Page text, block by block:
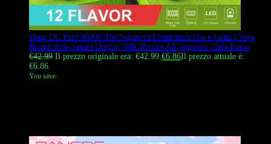
Bang DE Puff 90000 Tiri Sigaretta Elettronica Usa e Getta | Vape
Ricaricabile Smart Display 90K Prezzo All’ingrosso Ultra Basso
€42.99 Il prezzo originale era: €42.99.€6.86Il prezzo attuale è:
€6.86.
You save